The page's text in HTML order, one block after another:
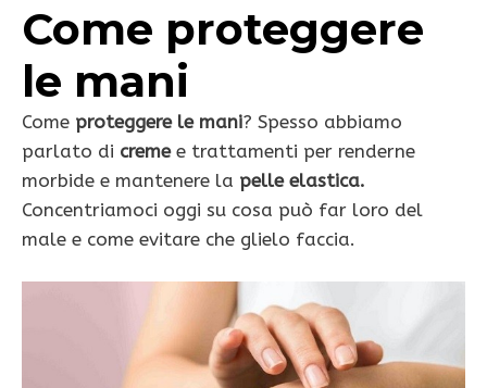
Come proteggere
le mani
Come proteggere le mani? Spesso abbiamo
parlato di cremee trattamenti per renderne
morbide e mantenere la pelle elastica.
Concentriamoci oggi su cosa può far loro del
male e come evitare che glielo faccia.